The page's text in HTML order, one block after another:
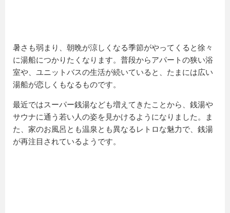
暑さも弱まり、朝晩が涼しくなる季節がやってくると徐々
に湯船につかりたくなります。普段からアパートの狭い浴
室や、ユニットバスの生活が続いていると、たまには広い
湯船が恋しくもなるものです。
最近ではスーパー銭湯なども増えてきたことから、銭湯や
サウナに通う若い人の姿を見かけるようになりました。ま
た、家のお風呂とも温泉とも異なるレトロな魅力で、銭湯
が再注目されているようです。